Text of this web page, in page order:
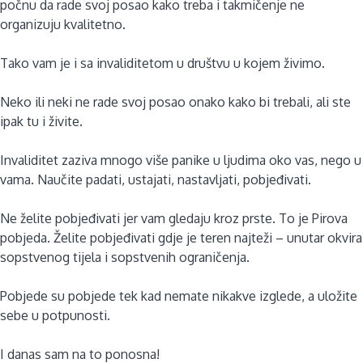
počnu da rade svoj posao kako treba i takmičenje ne
organizuju kvalitetno.
Tako vam je i sa invaliditetom u društvu u kojem živimo.
Neko ili neki ne rade svoj posao onako kako bi trebali, ali ste
ipak tu i živite.
Invaliditet zaziva mnogo više panike u ljudima oko vas, nego u
vama. Naučite padati, ustajati, nastavljati, pobjeđivati.
Ne želite pobjeđivati jer vam gledaju kroz prste. To je Pirova
pobjeda. Želite pobjeđivati gdje je teren najteži – unutar okvira
sopstvenog tijela i sopstvenih ograničenja.
Pobjede su pobjede tek kad nemate nikakve izglede, a uložite
sebe u potpunosti.
I danas sam na to ponosna!